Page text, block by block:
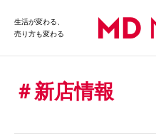
生活が変わる、
売り方も変わる
新店情報